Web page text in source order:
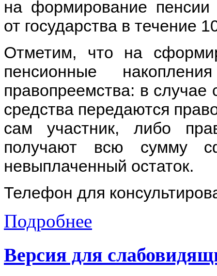
на формирование пенсии
от государства в течение
Отметим, что на
пенсионные
правопреемства: в случае
средства передаются
сам участник, либо
получают всю сумму
невыплаченный остаток.
Телефон для
Подробнее
Версия для